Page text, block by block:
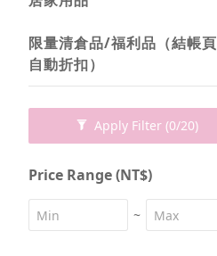
限量清倉品/福利品（結帳頁
自動折扣）
Apply Filter (0/20)
Price Range (NT$)
~